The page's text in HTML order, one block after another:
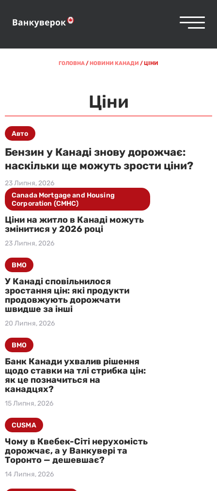
ГОЛОВНА/НОВИНИ КАНАДИ /ЦІНИ
Ціни
Бензин у Канаді знову дорожчає:
наскільки ще можуть зрости ціни?
23 Липня, 2026
Авто
Ціни на житло в Канаді можуть
змінитися у 2026 році
23 Липня, 2026
Canada Mortgage and Housing
Corporation (CMHC)
У Канаді сповільнилося
зростання цін: які продукти
продовжують дорожчати
швидше за інші
20 Липня, 2026
BMO
Банк Канади ухвалив рішення
щодо ставки на тлі стрибка цін:
як це позначиться на
канадцях?
15 Липня, 2026
BMO
Чому в Квебек-Сіті нерухомість
дорожчає, а у Ванкувері та
Торонто — дешевшає?
14 Липня, 2026
CUSMA